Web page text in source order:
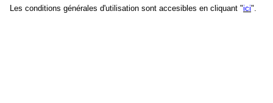
Les conditions générales d'utilisation sont accesibles en cliquant "ici".